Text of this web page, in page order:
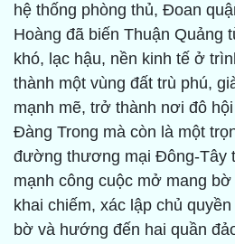
hệ thống phòng thủ, Đoan
Hoàng đã biến Thuận Quảng
khó, lạc hậu, nền kinh tế ở
thành một vùng đất trù phú,
mạnh mẽ, trở thành nơi đô
Đàng Trong mà còn là một
đường thương mại Đông-Tây
mạnh công cuộc mở mang
khai chiếm, xác lập chủ
bờ và hướng đến hai quần